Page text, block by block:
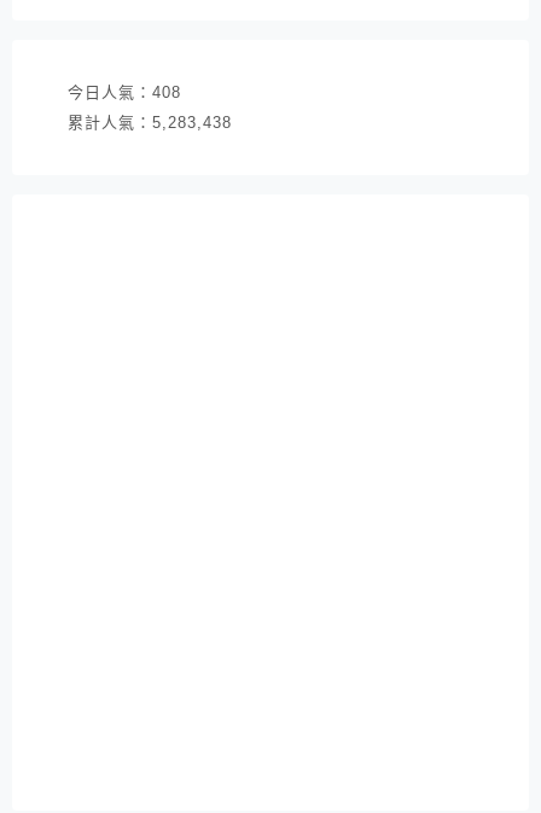
今日人氣： 408
累計人氣： 5,283,438